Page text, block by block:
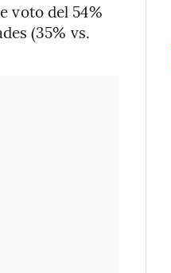
voto del 54%
(35% vs.